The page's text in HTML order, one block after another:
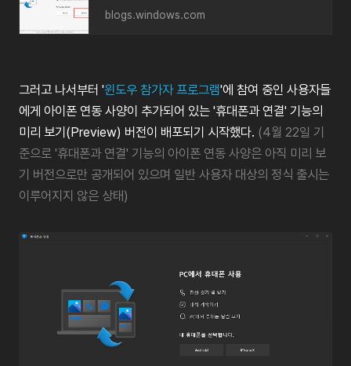
blogs.windows.com
그러고 나서부터 '윈도우 참가자 프로그램'에 참여 중인 사용자들
에게 아이폰 연동 사양이 추가되어 있는 '휴대폰과 연결' 기능의
미리 보기 (Preview) 버전이 배포되기 시작했다. (4월 22일 기
준으로 '휴대폰과 연결' 기능의 아이폰 연동 사양은 아직 미리 보
기 버전으로만 공개되어 있으며 일반 사용자 대상의 정식 출시는
이루어지지 않은 상태)